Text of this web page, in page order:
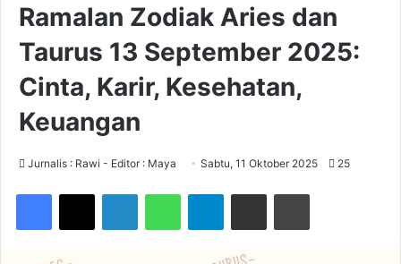
Ramalan Zodiak Aries dan
Taurus 13 September 2025:
Cinta, Karir, Kesehatan,
Keuangan
Jurnalis : Rawi - Editor : Maya Sabtu, 11 Oktober 2025 25
Telegram